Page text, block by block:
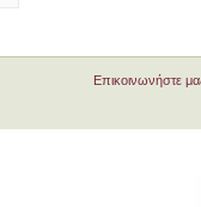
Επικοινωνήστε